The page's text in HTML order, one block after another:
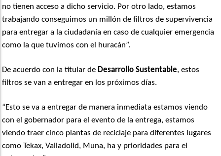
no tienen acceso a dicho servicio. Por otro lado, estamos
trabajando conseguimos un millón de filtros de supervivencia
para entregar a la ciudadanía en caso de cualquier emergencia
como la que tuvimos con el huracán”.
De acuerdo con la titular de Desarrollo Sustentable, estos
filtros se van a entregar en los próximos días.
“Esto se va a entregar de manera inmediata estamos viendo
con el gobernador para el evento de la entrega, estamos
viendo traer cinco plantas de reciclaje para diferentes lugares
como Tekax, Valladolid, Muna, ha y prioridades para el